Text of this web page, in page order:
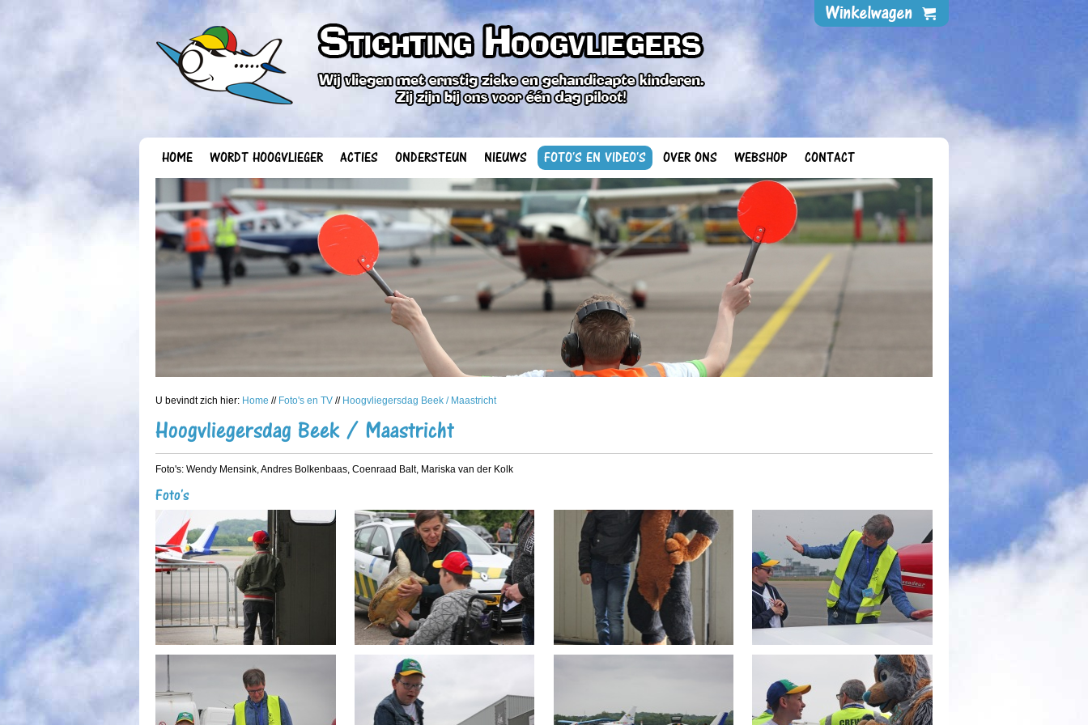
HOME WORDT HOOGVLIEGER ACTIES ONDERSTEUN NIEUWS FOTO'S EN VIDEO'S OVER ONS WEBSHOP CONTACT
U bevindt zich hier: Home // Foto's en TV // Hoogvliegersdag Beek / Maastricht
Hoogvliegersdag Beek / Maastricht
Foto's: Wendy Mensink, Andres Bolkenbaas, Coenraad Balt, Mariska van der Kolk
Foto's